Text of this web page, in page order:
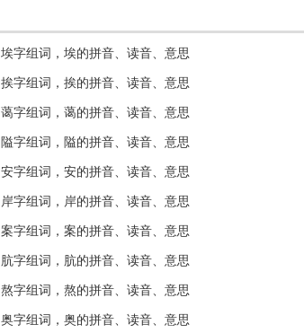
埃字组词，埃的拼音、读音、意思
挨字组词，挨的拼音、读音、意思
蔼字组词，蔼的拼音、读音、意思
隘字组词，隘的拼音、读音、意思
安字组词，安的拼音、读音、意思
岸字组词，岸的拼音、读音、意思
案字组词，案的拼音、读音、意思
肮字组词，肮的拼音、读音、意思
熬字组词，熬的拼音、读音、意思
奥字组词，奥的拼音、读音、意思